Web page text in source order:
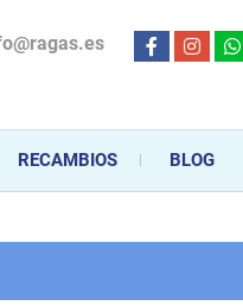
desde hace más de 20
personalizado en la venta,
RECAMBIOS BLOG